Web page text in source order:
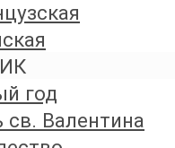
год
св. Валентина